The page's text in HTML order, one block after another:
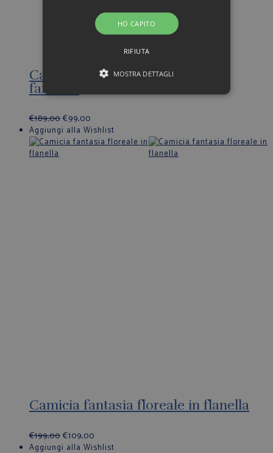
Camicia in flanella con contrasti
fantasia
€189,00€99,00
Aggiungi alla Wishlist
Camicia fantasia floreale in flanella
€199,00€109,00
Aggiungi alla Wishlist
HO CAPITO
RIFIUTA
MOSTRA DETTAGLI